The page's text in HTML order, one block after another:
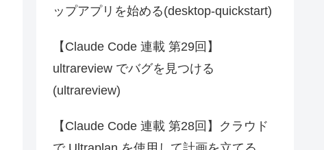
ップアプリを始める(desktop-quickstart)
【Claude Code 連載 第29回】
ultrareview でバグを見つける
(ultrareview)
【Claude Code 連載 第28回】クラウド